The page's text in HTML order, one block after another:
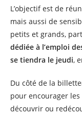
L’objectif est de
mais aussi de
petits et grands,
dédiée à l’emploi
se tiendra le jeudi,
Du côté de la
pour encourager
découvrir ou